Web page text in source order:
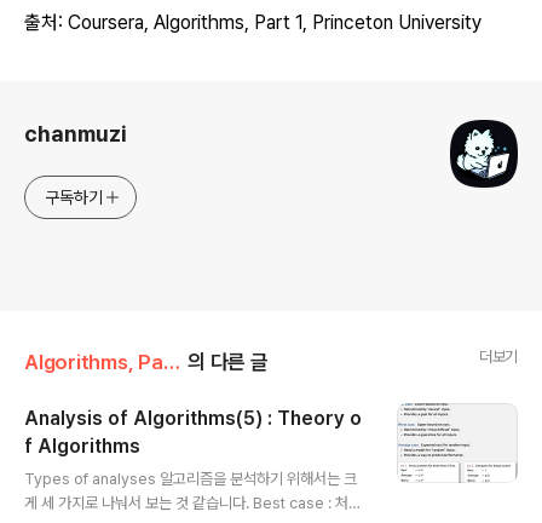
출처: Coursera, Algorithms, Part 1, Princeton University
chanmuzi
구독하기
Algorithms, Part 1/1주차 의 다른 글 더보기
Analysis of Algorithms(5) : Theory o
f Algorithms
Types of analyses 알고리즘을 분석하기 위해서는 크
게 세 가지로 나눠서 보는 것 같습니다. Best case : 처리